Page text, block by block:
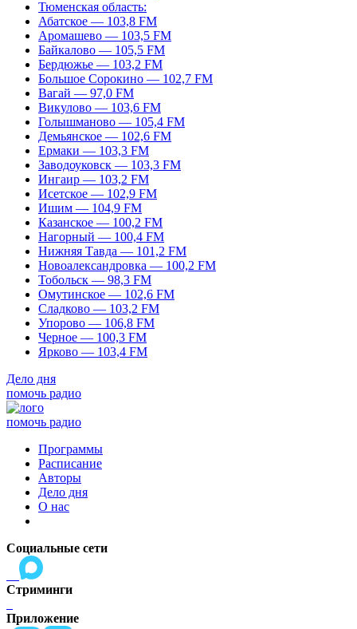
Тюменская область:
Абатское — 103,8 FM
Аромашево — 103,5 FM
Байкалово — 105,5 FM
Бердюжье — 103,2 FM
Большое Сорокино — 102,7 FM
Вагай — 97,0 FM
Викулово — 103,6 FM
Голышманово — 105,4 FM
Демьянское — 102,6 FM
Ермаки — 103,3 FM
Заводоуковск — 103,3 FM
Ингаир — 103,2 FM
Исетское — 102,9 FM
Ишим — 104,9 FM
Казанское — 100,2 FM
Нагорный — 100,4 FM
Нижняя Тавда — 101,2 FM
Новоалександровка — 100,2 FM
Тобольск — 98,3 FM
Омутинское — 102,6 FM
Сладково — 103,2 FM
Упорово — 106,8 FM
Черное — 100,3 FM
Ярково — 103,4 FM
Дело дня
помочь радио
помочь радио
Программы
Расписание
Авторы
Дело дня
О нас
Социальные сети
Стриминги
Приложение